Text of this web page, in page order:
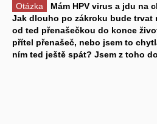
Otázka
Mám HPV virus a jdu na
Jak dlouho po zákroku bude trvat
od ted přenašečkou do konce
přítel přenašeč, nebo jsem to
ním ted ještě spát? Jsem z toho